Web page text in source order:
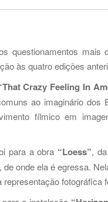
questionamentos
às quatro edições
Crazy Feeling In
ao imaginário
fílmico em
para a obra “Loess”,
onde ela é egressa.
fotográfica